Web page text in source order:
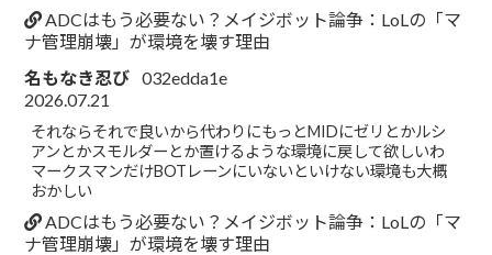
ADCはもう必要ない？メイジボット論争：LoLの「マ
ナ管理崩壊」が環境を壊す理由
名もなき忍び 032edda1e
2026.07.21
それならそれで良いから代わりにもっとMIDにゼリとかルシ
アンとかスモルダーとか置けるような環境に戻して欲しいわ
マークスマンだけBOTレーンにいないといけない環境も大概
おかしい
ADCはもう必要ない？メイジボット論争：LoLの「マ
ナ管理崩壊」が環境を壊す理由